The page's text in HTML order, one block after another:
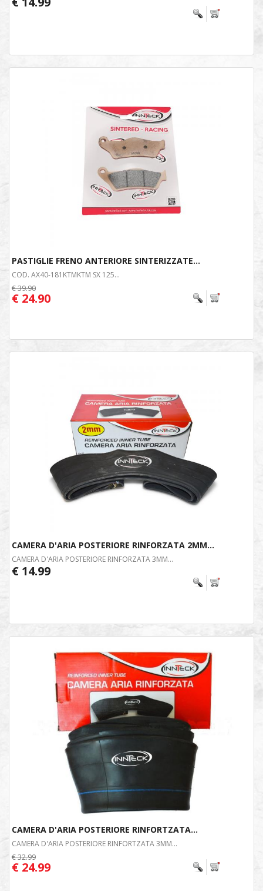
PASTIGLIE FRENO ANTERIORE SINTERIZZATE...
COD. AX40-181KTMKTM SX 125...
€ 39.90
€ 24.90
CAMERA D'ARIA POSTERIORE RINFORZATA 2MM...
CAMERA D'ARIA POSTERIORE RINFORZATA 3MM...
€ 14.99
CAMERA D'ARIA POSTERIORE RINFORTZATA...
CAMERA D'ARIA POSTERIORE RINFORTZATA 3MM...
€ 32.99
€ 24.99